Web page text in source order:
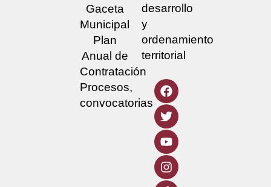
Gaceta
Municipal
Plan
Anual de
Contratación
Procesos,
convocatorias
desarrollo
y
ordenamiento
territorial